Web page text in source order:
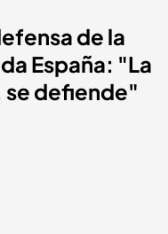
de la
España: "La
se defiende"